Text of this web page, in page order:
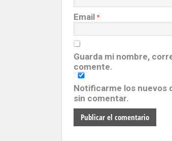
Email *
Guarda mi nombre,
comente.
Notificarme los nuevos
sin comentar.